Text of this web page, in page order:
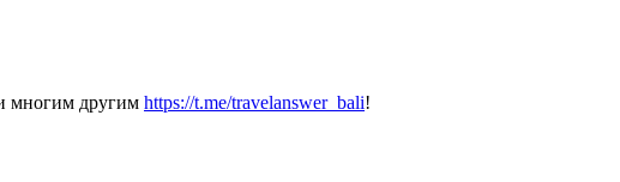
многим другим https://t.me/travelanswer_bali!